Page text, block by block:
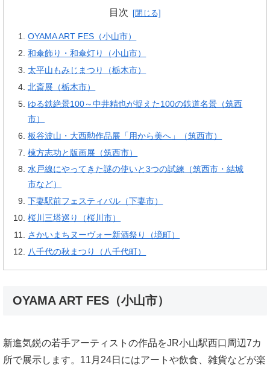
目次
OYAMA ART FES（小山市）
和傘飾り・和傘灯り（小山市）
太平山もみじまつり（栃木市）
北斎展（栃木市）
ゆる鉄絶景100～中井精也が捉えた100の鉄道名景（筑西
市）
板谷波山・大西勲作品展「用から美へ」（筑西市）
棟方志功と版画展（筑西市）
水戸線にやってきた謎の使いと3つの試練（筑西市・結城
市など）
下妻駅前フェスティバル（下妻市）
桜川三塔巡り（桜川市）
さかいまちヌーヴォー新酒祭り（境町）
八千代の秋まつり（八千代町）
OYAMA ART FES（小山市）
新進気鋭の若手アーティストの作品をJR小山駅西口周辺7カ
所で展示します。11月24日にはアートや飲食、雑貨などが楽